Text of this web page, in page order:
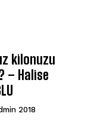
kilonuzu
– Halise
2018